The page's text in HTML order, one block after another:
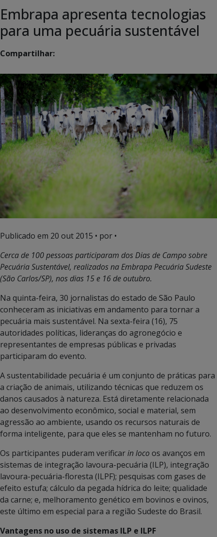
Embrapa apresenta tecnologias
para uma pecuária sustentável
Compartilhar:
Publicado em 20 out 2015 • por •
Cerca de 100 pessoas participaram dos Dias de Campo sobre
Pecuária Sustentável, realizados na Embrapa Pecuária Sudeste
(São Carlos/SP), nos dias 15 e 16 de outubro.
Na quinta-feira, 30 jornalistas do estado de São Paulo
conheceram as iniciativas em andamento para tornar a
pecuária mais sustentável. Na sexta-feira (16), 75
autoridades políticas, lideranças do agronegócio e
representantes de empresas públicas e privadas
participaram do evento.
A sustentabilidade pecuária é um conjunto de práticas para
a criação de animais, utilizando técnicas que reduzem os
danos causados à natureza. Está diretamente relacionada
ao desenvolvimento econômico, social e material, sem
agressão ao ambiente, usando os recursos naturais de
forma inteligente, para que eles se mantenham no futuro.
Os participantes puderam verificarin locoos avanços em
sistemas de integração lavoura-pecuária (ILP), integração
lavoura-pecuária-floresta (ILPF); pesquisas com gases de
efeito estufa; cálculo da pegada hídrica do leite; qualidade
da carne; e, melhoramento genético em bovinos e ovinos,
este último em especial para a região Sudeste do Brasil.
Vantagens no uso de sistemas ILP e ILPF